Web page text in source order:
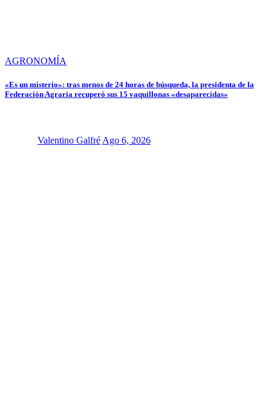
AGRONOMÍA
«Es un misterio»: tras menos de 24 horas de búsqueda, la presidenta de la
Federación Agraria recuperó sus 15 vaquillonas «desaparecidas»
Valentino Galfré Ago 6, 2026